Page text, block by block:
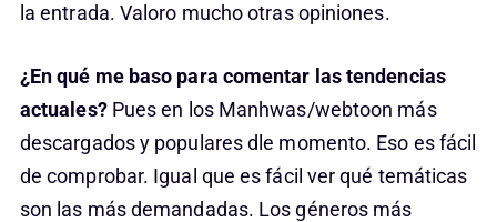
la entrada. Valoro mucho otras opiniones.
¿En qué me baso para comentar las tendencias
actuales?Pues en los Manhwas/webtoon más
descargados y populares dle momento. Eso es fácil
de comprobar. Igual que es fácil ver qué temáticas
son las más demandadas. Los géneros más